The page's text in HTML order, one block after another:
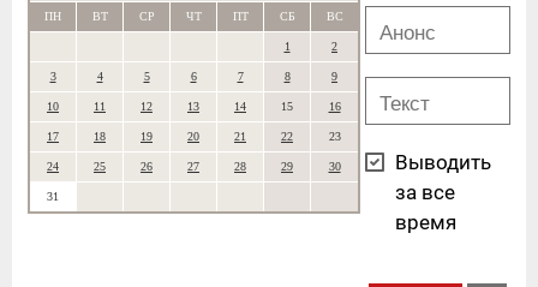
ПН ВТ СР ЧТ ПТ СБ ВС
1 2
3 4 5 6 7 8 9
10 11 12 13 14 15 16
17 18 19 20 21 22 23
24 25 26 27 28 29 30
31
Выводить
за все
время